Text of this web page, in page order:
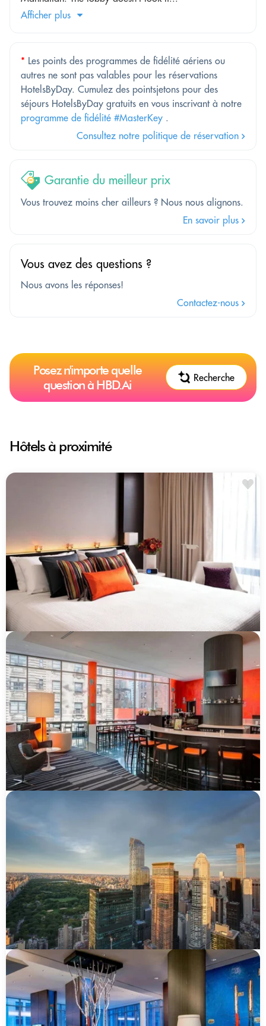
Afficher plus
* Les points des programmes de fidélité aériens ou
autres ne sont pas valables pour les réservations
HotelsByDay. Cumulez des pointsjetons pour des
séjours HotelsByDay gratuits en vous inscrivant à notre
programme de fidélité #MasterKey .
Consultez notre politique de réservation
Garantie du meilleur prix
Vous trouvez moins cher ailleurs ? Nous nous alignons.
En savoir plus
Vous avez des questions ?
Nous avons les réponses!
Contactez-nous
Posez n'importe quelle
question à HBD.Ai
Recherche
Hôtels à proximité